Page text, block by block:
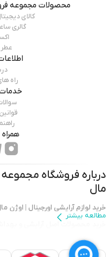
محصولات مجموعه
کالای
گالری
عطر
راه
درباره فروشگاه مجموعه
مال
خرید لوازم آرایشی اورجینال | اوژن
خرید محصولات اصل آرایشی و
سریع،قیمت رقابتی
مطالعه بیشتر